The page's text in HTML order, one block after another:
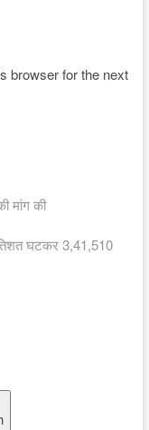
browser for the next
मांग की
घटकर 3,41,510